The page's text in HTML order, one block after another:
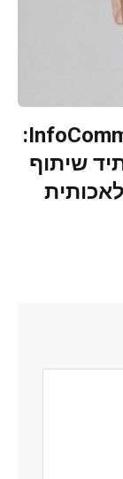
מיקרוסופט על במת InfoComm 2026:
שיתוף